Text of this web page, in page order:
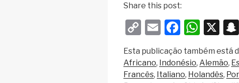
Share this post:
C
p
y
E
ail
F
c
e
W
h
at
s
X
Esta publicação também está
Africano Indonésio Alemão
Francês Italiano Holandês